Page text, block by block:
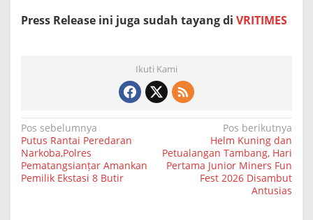
Press Release ini juga sudah tayang di VRITIMES
Ikuti Kami
N
a
v
Pos sebelumnya
Putus Rantai Peredaran
Narkoba,Polres
Pematangsianțar Amankan
Pemilik Ekstasi 8 Butir
Pos berikutnya
Helm Kuning dan
Petualangan Tambang, Hari
Pertama Junior Miners Fun
Fest 2026 Disambut
Antusias